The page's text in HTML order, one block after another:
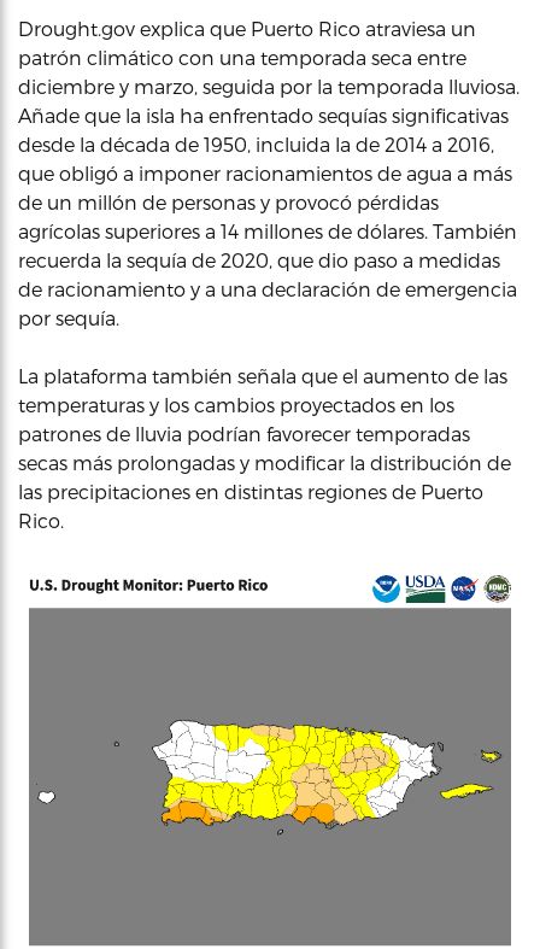
Drought.gov explica que Puerto Rico atraviesa un
patrón climático con una temporada seca entre
diciembre y marzo, seguida por la temporada lluviosa.
Añade que la isla ha enfrentado sequías significativas
desde la década de 1950, incluida la de 2014 a 2016,
que obligó a imponer racionamientos de agua a más
de un millón de personas y provocó pérdidas
agrícolas superiores a 14 millones de dólares. También
recuerda la sequía de 2020, que dio paso a medidas
de racionamiento y a una declaración de emergencia
por sequía.
La plataforma también señala que el aumento de las
temperaturas y los cambios proyectados en los
patrones de lluvia podrían favorecer temporadas
secas más prolongadas y modificar la distribución de
las precipitaciones en distintas regiones de Puerto
Rico.